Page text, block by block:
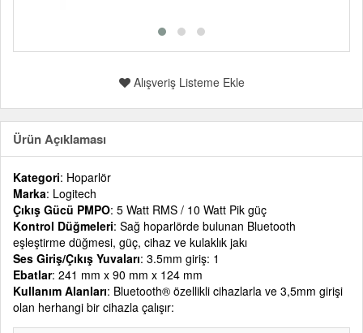
Alışveriş Listeme Ekle
Ürün Açıklaması
Kategori: Hoparlör
Marka: Logitech
Çıkış Gücü PMPO: 5 Watt RMS / 10 Watt Pik güç
Kontrol Düğmeleri: Sağ hoparlörde bulunan Bluetooth
eşleştirme düğmesi, güç, cihaz ve kulaklık jakı
Ses Giriş/Çıkış Yuvaları: 3.5mm giriş: 1
Ebatlar: 241 mm x 90 mm x 124 mm
Kullanım Alanları: Bluetooth® özellikli cihazlarla ve 3,5mm girişi
olan herhangi bir cihazla çalışır: